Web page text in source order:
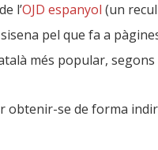
l’OJD espanyol (un
pel que fa a
més popular,
obtenir-se de forma